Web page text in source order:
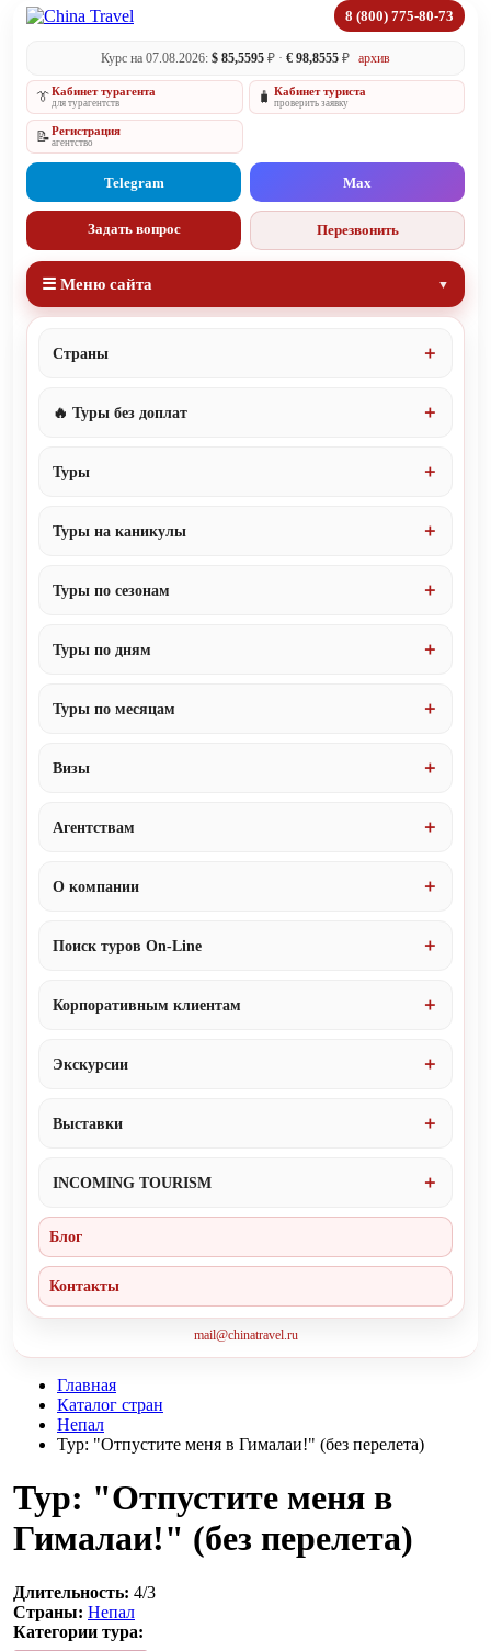
8 (800) 775-80-73
Курс на 07.08.2026: $ 85,5595 ₽ · € 98,8555 ₽ архив
👔Кабинет турагента
для турагентств 🧳 Кабинет туриста
проверить заявку
📝Регистрация
агентство
Telegram Max
Задать вопрос Перезвонить
☰ Меню сайта
Страны
🔥 Туры без доплат
Туры
Туры на каникулы
Туры по сезонам
Туры по дням
Туры по месяцам
Визы
Агентствам
О компании
Поиск туров On-Line
Корпоративным клиентам
Экскурсии
Выставки
INCOMING TOURISM
Блог
Контакты
mail@chinatravel.ru
Главная
Каталог стран
Непал
Тур: "Отпустите меня в Гималаи!" (без перелета)
Тур: "Отпустите меня в
Гималаи!" (без перелета)
Длительность: 4/3
Страны: Непал
Категории тура: